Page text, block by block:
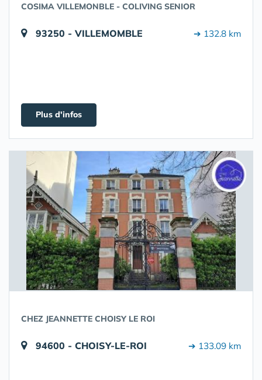
COSIMA VILLEMONBLE - COLIVING SENIOR
93250 - VILLEMOMBLE ➔ 132.8 km
Plus d'infos
CHEZ JEANNETTE CHOISY LE ROI
94600 - CHOISY-LE-ROI ➔ 133.09 km